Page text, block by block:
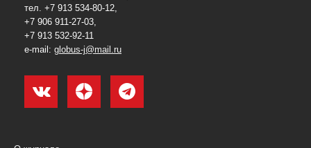
тел. +7 913 534-80-12,
+7 906 911-27-03,
+7 913 532-92-11
e-mail: globus-j@mail.ru